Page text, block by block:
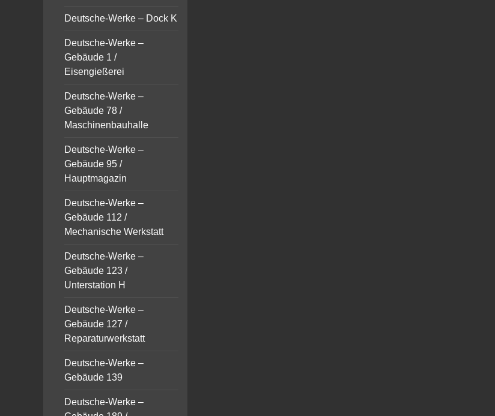
Deutsche-Werke – Dock K
Deutsche-Werke –
Gebäude 1 /
Eisengießerei
Deutsche-Werke –
Gebäude 78 /
Maschinenbauhalle
Deutsche-Werke –
Gebäude 95 /
Hauptmagazin
Deutsche-Werke –
Gebäude 112 /
Mechanische Werkstatt
Deutsche-Werke –
Gebäude 123 /
Unterstation H
Deutsche-Werke –
Gebäude 127 /
Reparaturwerkstatt
Deutsche-Werke –
Gebäude 139
Deutsche-Werke –